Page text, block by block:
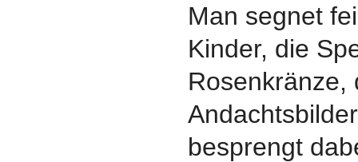
Man segnet
Kinder, die
Rosenkränze,
besprengt